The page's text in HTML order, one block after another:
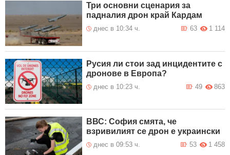
Три основни сценария за
падналия дрон край Кардам
днес в 10:34 ч. 1 114
63
Русия ли стои зад инцидентите с
дронове в Европа?
днес в 10:23 ч. 863
49
ВВС: София смята, че
взривилият се дрон е украински
днес в 09:53 ч. 1 458
53